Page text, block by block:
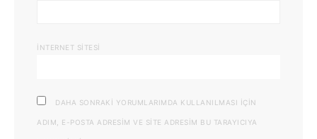
İNTERNET SITESI
DAHA SONRAKI YORUMLARIMDA KULLANILMASI IÇIN
ADIM, E-POSTA ADRESIM VE SITE ADRESIM BU TARAYICIYA